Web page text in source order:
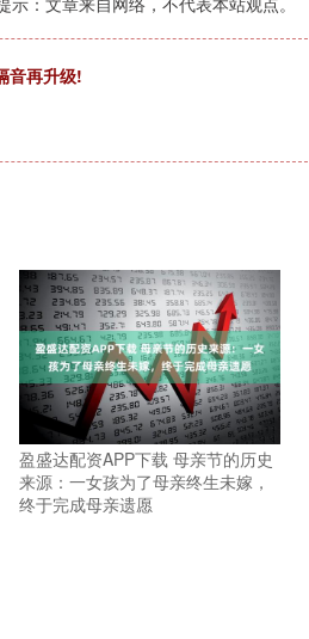
音再升级!
盈盛达配资APP下载 母亲节的历史
来源：一女孩为了母亲终生未嫁，
终于完成母亲遗愿